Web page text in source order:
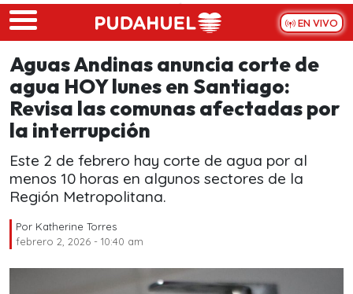
Skip to main content
EN VIVO
Aguas Andinas anuncia corte de
agua HOY lunes en Santiago:
Revisa las comunas afectadas por
la interrupción
Este 2 de febrero hay corte de agua por al
menos 10 horas en algunos sectores de la
Región Metropolitana.
Por Katherine Torres
febrero 2, 2026 - 10:40 am